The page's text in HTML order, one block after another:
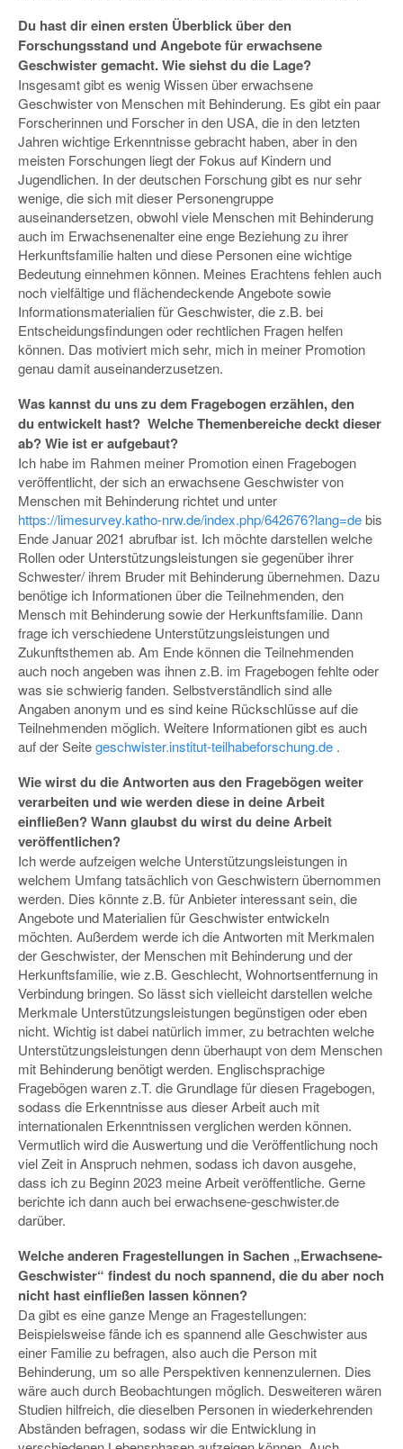
Du hast dir einen ersten Überblick über den
Forschungsstand und Angebote für erwachsene
Geschwister gemacht. Wie siehst du die Lage?
Insgesamt gibt es wenig Wissen über erwachsene
Geschwister von Menschen mit Behinderung. Es gibt ein paar
Forscherinnen und Forscher in den USA, die in den letzten
Jahren wichtige Erkenntnisse gebracht haben, aber in den
meisten Forschungen liegt der Fokus auf Kindern und
Jugendlichen. In der deutschen Forschung gibt es nur sehr
wenige, die sich mit dieser Personengruppe
auseinandersetzen, obwohl viele Menschen mit Behinderung
auch im Erwachsenenalter eine enge Beziehung zu ihrer
Herkunftsfamilie halten und diese Personen eine wichtige
Bedeutung einnehmen können. Meines Erachtens fehlen auch
noch vielfältige und flächendeckende Angebote sowie
Informationsmaterialien für Geschwister, die z.B. bei
Entscheidungsfindungen oder rechtlichen Fragen helfen
können. Das motiviert mich sehr, mich in meiner Promotion
genau damit auseinanderzusetzen.
Was kannst du uns zu dem Fragebogen erzählen, den
du entwickelt hast? Welche Themenbereiche deckt dieser
ab? Wie ist er aufgebaut?
Ich habe im Rahmen meiner Promotion einen Fragebogen
veröffentlicht, der sich an erwachsene Geschwister von
Menschen mit Behinderung richtet und unter
https://limesurvey.katho-nrw.de/index.php/642676?lang=debis
Ende Januar 2021 abrufbar ist. Ich möchte darstellen welche
Rollen oder Unterstützungsleistungen sie gegenüber ihrer
Schwester/ ihrem Bruder mit Behinderung übernehmen. Dazu
benötige ich Informationen über die Teilnehmenden, den
Mensch mit Behinderung sowie der Herkunftsfamilie. Dann
frage ich verschiedene Unterstützungsleistungen und
Zukunftsthemen ab. Am Ende können die Teilnehmenden
auch noch angeben was ihnen z.B. im Fragebogen fehlte oder
was sie schwierig fanden. Selbstverständlich sind alle
Angaben anonym und es sind keine Rückschlüsse auf die
Teilnehmenden möglich. Weitere Informationen gibt es auch
auf der Seitegeschwister.institut-teilhabeforschung.de .
Wie wirst du die Antworten aus den Fragebögen weiter
verarbeiten und wie werden diese in deine Arbeit
einfließen? Wann glaubst du wirst du deine Arbeit
veröffentlichen?
Ich werde aufzeigen welche Unterstützungsleistungen in
welchem Umfang tatsächlich von Geschwistern übernommen
werden. Dies könnte z.B. für Anbieter interessant sein, die
Angebote und Materialien für Geschwister entwickeln
möchten. Außerdem werde ich die Antworten mit Merkmalen
der Geschwister, der Menschen mit Behinderung und der
Herkunftsfamilie, wie z.B. Geschlecht, Wohnortsentfernung in
Verbindung bringen. So lässt sich vielleicht darstellen welche
Merkmale Unterstützungsleistungen begünstigen oder eben
nicht. Wichtig ist dabei natürlich immer, zu betrachten welche
Unterstützungsleistungen denn überhaupt von dem Menschen
mit Behinderung benötigt werden. Englischsprachige
Fragebögen waren z.T. die Grundlage für diesen Fragebogen,
sodass die Erkenntnisse aus dieser Arbeit auch mit
internationalen Erkenntnissen verglichen werden können.
Vermutlich wird die Auswertung und die Veröffentlichung noch
viel Zeit in Anspruch nehmen, sodass ich davon ausgehe,
dass ich zu Beginn 2023 meine Arbeit veröffentliche. Gerne
berichte ich dann auch bei erwachsene-geschwister.de
darüber.
Welche anderen Fragestellungen in Sachen „Erwachsene-
Geschwister“ findest du noch spannend, die du aber noch
nicht hast einfließen lassen können?
Da gibt es eine ganze Menge an Fragestellungen:
Beispielsweise fände ich es spannend alle Geschwister aus
einer Familie zu befragen, also auch die Person mit
Behinderung, um so alle Perspektiven kennenzulernen. Dies
wäre auch durch Beobachtungen möglich. Desweiteren wären
Studien hilfreich, die dieselben Personen in wiederkehrenden
Abständen befragen, sodass wir die Entwicklung in